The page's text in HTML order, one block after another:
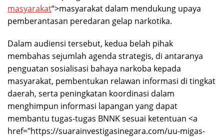
masyarakat“>masyarakat dalam mendukung upaya
pemberantasan peredaran gelap narkotika.
Dalam audiensi tersebut, kedua belah pihak
membahas sejumlah agenda strategis, di antaranya
penguatan sosialisasi bahaya narkoba kepada
masyarakat, pembentukan relawan informasi di tingkat
daerah, serta peningkatan koordinasi dalam
menghimpun informasi lapangan yang dapat
membantu tugas-tugas BNNK sesuai ketentuan <a
href="https://suarainvestigasinegara.com/uu-migas-